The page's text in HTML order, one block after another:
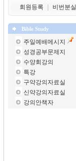
회원등록
비번분실
Bible Study
주일예배메시지
성경공부문제지
수양회강의
특강
구약강의자료실
신약강의자료실
강의안책자